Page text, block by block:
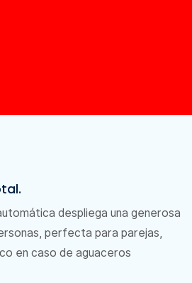
despliega una generosa
perfecta para parejas,
en caso de aguaceros